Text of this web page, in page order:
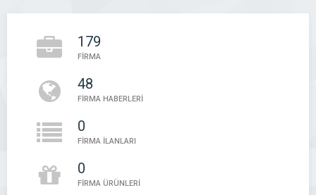
179
FİRMA
48
FİRMA HABERLERİ
0
FİRMA İLANLARI
0
FİRMA ÜRÜNLERİ